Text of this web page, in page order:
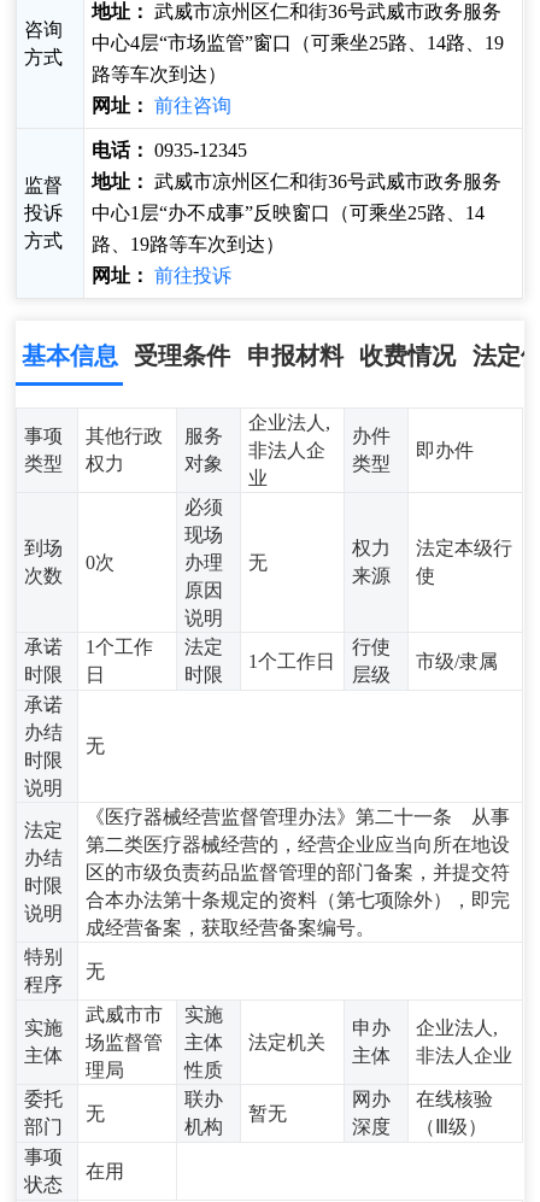
咨询
方式
地址： 武威市凉州区仁和街36号武威市政务服务
中心4层“市场监管”窗口（可乘坐25路、14路、19
路等车次到达）
网址： 前往咨询
监督
投诉
方式
电话： 0935-12345
地址： 武威市凉州区仁和街36号武威市政务服务
中心1层“办不成事”反映窗口（可乘坐25路、14
路、19路等车次到达）
网址： 前往投诉
基本信息 受理条件 申报材料 收费情况 法定
事项
类型
其他行政
权力
服务
对象
企业法人,
非法人企
业
办件
类型
即办件
到场
次数
0次
必须
现场
办理
原因
说明
无
权力
来源
法定本级行
使
承诺
时限
1个工作
日
法定
时限
1个工作日
行使
层级
市级/隶属
承诺
办结
时限
说明
无
法定
办结
时限
说明
《医疗器械经营监督管理办法》第二十一条 从事
第二类医疗器械经营的，经营企业应当向所在地设
区的市级负责药品监督管理的部门备案，并提交符
合本办法第十条规定的资料（第七项除外），即完
成经营备案，获取经营备案编号。
特别
程序
无
实施
主体
武威市市
场监督管
理局
实施
主体
性质
法定机关
申办
主体
企业法人,
非法人企业
委托
部门
无
联办
机构
暂无
网办
深度
在线核验
（Ⅲ级）
事项
状态
在用